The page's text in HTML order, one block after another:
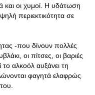
και οι χυμοί. Η υδάτωση
περιεκτικότητα σε
-που δίνουν πολλές
οι πίτσες, οι βαριές
αλκοόλ αυξάνει τη
φαγητά ελαφρώς